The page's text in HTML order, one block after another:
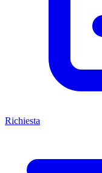
Richiesta